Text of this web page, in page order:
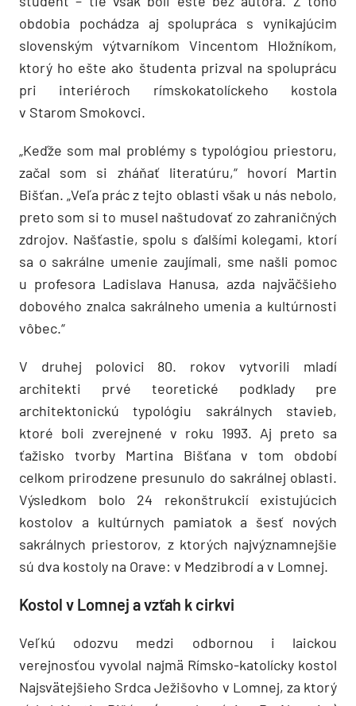
obdobia pochádza aj spolupráca s vynikajúcim
slovenským výtvarníkom Vincentom Hložníkom,
ktorý ho ešte ako študenta prizval na spoluprácu
pri interiéroch rímskokatolíckeho kostola
v Starom Smokovci.
„Keďže som mal problémy s typológiou priestoru,
začal som si zháňať literatúru,“ hovorí Martin
Bišťan. „Veľa prác z tejto oblasti však u nás nebolo,
preto som si to musel naštudovať zo zahraničných
zdrojov. Našťastie, spolu s ďalšími kolegami, ktorí
sa o sakrálne umenie zaujímali, sme našli pomoc
u profesora Ladislava Hanusa, azda najväčšieho
dobového znalca sakrálneho umenia a kultúrnosti
vôbec.“
V druhej polovici 80. rokov vytvorili mladí
architekti prvé teoretické podklady pre
architektonickú typológiu sakrálnych stavieb,
ktoré boli zverejnené v roku 1993. Aj preto sa
ťažisko tvorby Martina Bišťana v tom období
celkom prirodzene presunulo do sakrálnej oblasti.
Výsledkom bolo 24 rekonštrukcií existujúcich
kostolov a kultúrnych pamiatok a šesť nových
sakrálnych priestorov, z ktorých najvýznamnejšie
sú dva kostoly na Orave: v Medzibrodí a v Lomnej.
Kostol v Lomnej a vzťah k cirkvi
Veľkú odozvu medzi odbornou i laickou
verejnosťou vyvolal najmä Rímsko-katolícky kostol
Najsvätejšieho Srdca Ježišovho v Lomnej, za ktorý